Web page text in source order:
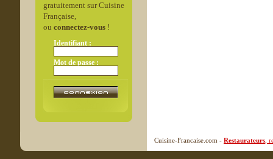
gratuitement sur Cuisine
Française,
ou connectez-vous!
Identifiant :
Mot de passe :
Cuisine-Francaise.com - Restaurateurs ,